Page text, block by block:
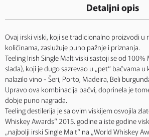
Detaljni opis
Ovaj irski viski, koji se tradicionalno proizvodi u
količinama, zaslužuje puno pažnje i priznanja.
Teeling Irish Single Malt viski sastoji se od
slada), koji je dugo sazrevao u „pet“ bačvama
nalazilo vino - Šeri, Porto, Madeira, Beli
Upravo ova kombinacija bačvi, doprinela je
dobje puno nagrada.
Teeling destilerija je sa ovim viskijem osvojila
Whiskey Awards“ 2015. godine a iste godine
„najbolji irski Single Malt“ na „World Whiskey